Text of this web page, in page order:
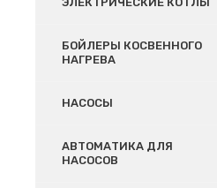
БОЙЛЕРЫ КОСВЕННОГО
НАГРЕВА
НАСОСЫ
АВТОМАТИКА ДЛЯ
НАСОСОВ